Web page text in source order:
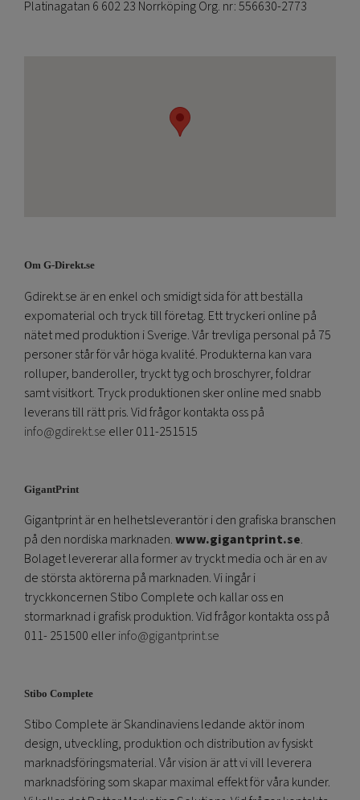
Platinagatan 6 602 23 Norrköping Org. nr: 556630-2773
Om G-Direkt.se
Gdirekt.se är en enkel och smidigt sida för att beställa
expomaterial och tryck till företag. Ett tryckeri online på
nätet med produktion i Sverige. Vår trevliga personal på 75
personer står för vår höga kvalité. Produkterna kan vara
rolluper, banderoller, tryckt tyg och broschyrer, foldrar
samt visitkort. Tryck produktionen sker online med snabb
leverans till rätt pris. Vid frågor kontakta oss på
info@gdirekt.se eller 011-251515
GigantPrint
Gigantprint är en helhetsleverantör i den grafiska branschen
på den nordiska marknaden.www.gigantprint.se.
Bolaget levererar alla former av tryckt media och är en av
de största aktörerna på marknaden. Vi ingår i
tryckkoncernen Stibo Complete och kallar oss en
stormarknad i grafisk produktion. Vid frågor kontakta oss på
011- 251500 ellerinfo@gigantprint.se
Stibo Complete
Stibo Complete är Skandinaviens ledande aktör inom
design, utveckling, produktion och distribution av fysiskt
marknadsföringsmaterial. Vår vision är att vi vill leverera
marknadsföring som skapar maximal effekt för våra kunder.